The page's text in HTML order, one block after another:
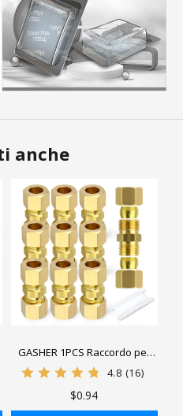
anche
GASHER 1PCS Raccordo per
tubo a compressione in
4.8 (16)
$0.94